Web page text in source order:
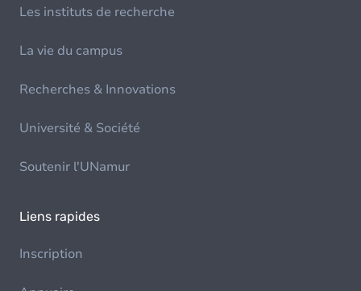
Les instituts de recherche
La vie du campus
Recherches & Innovations
Université & Société
Soutenir l'UNamur
Liens rapides
Inscription